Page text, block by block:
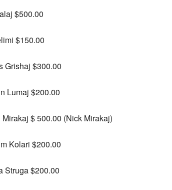
$500.00
$150.00
Grishaj $300.00
Lumaj $200.00
Mirakaj $ 500.00 (Nick Mirakaj)
Kolari $200.00
Struga $200.00